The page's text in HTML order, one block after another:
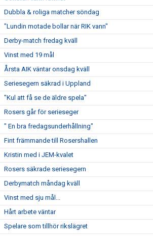
Dubbla & roliga matcher söndag
"Lundin motade bollar när RIK vann"
Derby-match fredag kväll
Vinst med 19 mål
Årsta AIK väntar onsdag kväll
Seriesegern säkrad i Uppland
"Kul att få se de äldre spela"
Rosers går för serieseger
" En bra fredagsunderhållning"
Fint främmande till Rosershallen
Kristin med i JEM-kvalet
Rosers säkrade seriesegern
Derbymatch måndag kväll
Vinst med sju mål...
Hårt arbete väntar
Spelare som tillhör rikslägret